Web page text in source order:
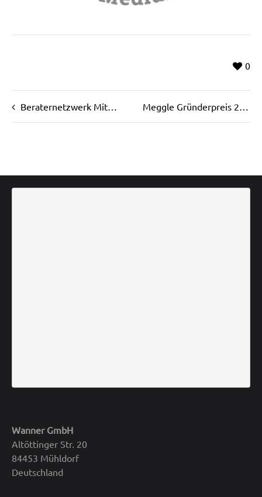
0
Beraternetzwerk Mittelstand EN
Wanner GmbH
Altöttinger Str. 20
84453 Mühldorf
Deutschland